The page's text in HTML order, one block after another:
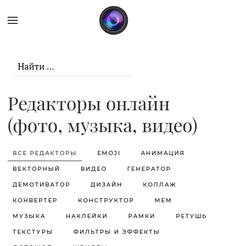
Skip to main content
Редакторы онлайн
(фото, музыка, видео)
ВСЕ РЕДАКТОРЫ EMOJI АНИМАЦИЯ
ВЕКТОРНЫЙ ВИДЕО ГЕНЕРАТОР
ДЕМОТИВАТОР ДИЗАЙН КОЛЛАЖ
КОНВЕРТЕР КОНСТРУКТОР МЕМ
МУЗЫКА НАКЛЕЙКИ РАМКИ РЕТУШЬ
ТЕКСТУРЫ ФИЛЬТРЫ И ЭФФЕКТЫ